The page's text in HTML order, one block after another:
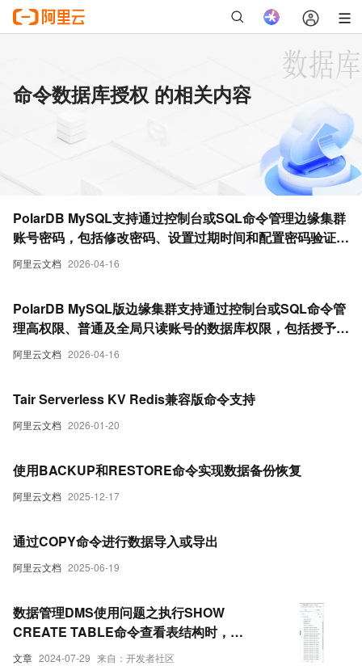
命令数据库授权 的相关内容
阿里云文档 2026-04-16
PolarDB MySQL支持通过控制台或SQL命令管理边缘集群
账号密码，包括修改密码、设置过期时间和配置密码验证功
能。
阿里云文档 2026-04-16
PolarDB MySQL版边缘集群支持通过控制台或SQL命令管
理高权限、普通及全局只读账号的数据库权限，包括授予、
修改和重置多种权限类型。
阿里云文档 2026-01-20
Tair Serverless KV Redis兼容版命令支持
阿里云文档 2025-12-17
使用BACKUP和RESTORE命令实现数据备份恢复
阿里云文档 2025-06-19
通过COPY命令进行数据导入或导出
文章 2024-07-29 来自：开发者社区
数据管理DMS使用问题之执行SHOW
CREATE TABLE命令查看表结构时，数
据库管理员和普通授权账号看到的为什么